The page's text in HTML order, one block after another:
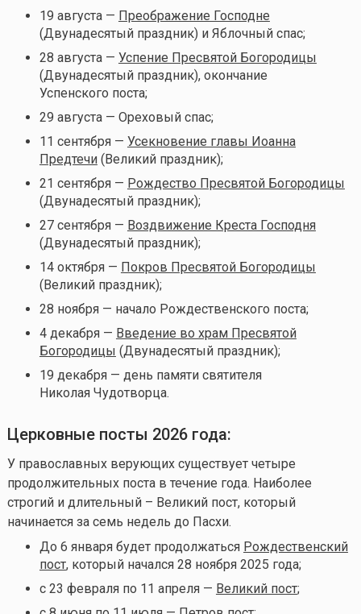
19 августа — Преображение Господне
(Двунадесятый праздник) и Яблочный спас;
28 августа — Успение Пресвятой Богородицы
(Двунадесятый праздник), окончание
Успенского поста;
29 августа — Ореховый спас;
11 сентября — Усекновение главы Иоанна
Предтечи(Великий праздник);
21 сентября — Рождество Пресвятой Богородицы
(Двунадесятый праздник);
27 сентября — Воздвижение Креста Господня
(Двунадесятый праздник);
14 октября — Покров Пресвятой Богородицы
(Великий праздник);
28 ноября — начало Рождественского поста;
4 декабря — Введение во храм Пресвятой
Богородицы (Двунадесятый праздник);
19 декабря — день памяти святителя
Николая Чудотворца.
Церковные посты 2026 года:
У православных верующих существует четыре
продолжительных поста в течение года. Наиболее
строгий и длительный – Великий пост, который
начинается за семь недель до Пасхи.
До 6 января будет продолжаться Рождественский
пост, который начался 28 ноября 2025 года;
с 23 февраля по 11 апреля — Великий пост;